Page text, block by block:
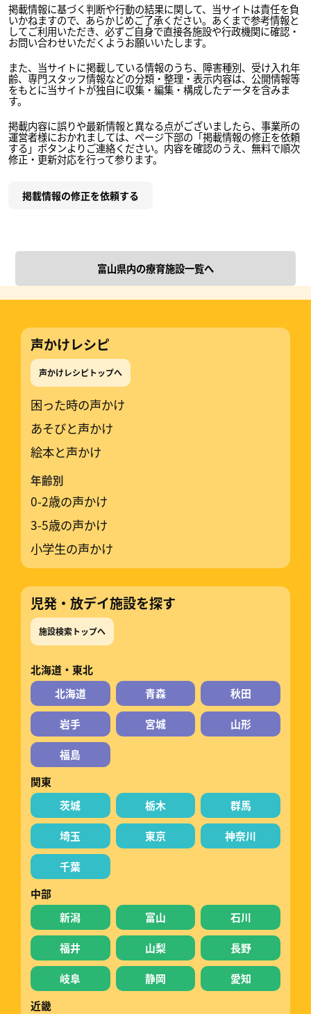
掲載情報に基づく判断や行動の結果に関して、当サイトは責任を負
いかねますので、あらかじめご了承ください。あくまで参考情報と
してご利用いただき、必ずご自身で直接各施設や行政機関に確認・
お問い合わせいただくようお願いいたします。
また、当サイトに掲載している情報のうち、障害種別、受け入れ年
齢、専門スタッフ情報などの分類・整理・表示内容は、公開情報等
をもとに当サイトが独自に収集・編集・構成したデータを含みま
す。
掲載内容に誤りや最新情報と異なる点がございましたら、事業所の
運営者様におかれましては、ページ下部の「掲載情報の修正を依頼
する」ボタンよりご連絡ください。内容を確認のうえ、無料で順次
修正・更新対応を行って参ります。
掲載情報の修正を依頼する
富山県内の療育施設一覧へ
声かけレシピ
声かけレシピトップへ
困った時の声かけ
あそびと声かけ
絵本と声かけ
年齢別
0-2歳の声かけ
3-5歳の声かけ
小学生の声かけ
児発・放デイ施設を探す
施設検索トップへ
北海道・東北
北海道
青森 秋田
岩手 宮城 山形
福島
関東
茨城
栃木 群馬
埼玉 東京 神奈川
千葉
中部
新潟
富山 石川
福井 山梨 長野
岐阜 静岡
愛知
近畿